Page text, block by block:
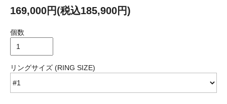
169,000円(税込185,900円)
個数
リングサイズ (RING SIZE)